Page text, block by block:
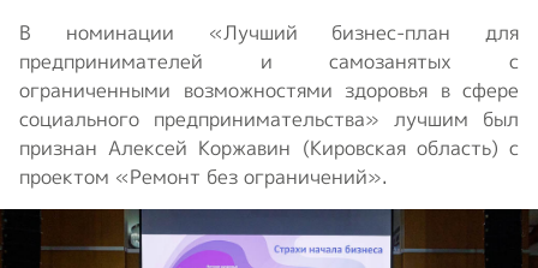
В номинации «Лучший бизнес-план для
предпринимателей и самозанятых с
ограниченными возможностями здоровья в сфере
социального предпринимательства» лучшим был
признан Алексей Коржавин (Кировская область) с
проектом «Ремонт без ограничений».